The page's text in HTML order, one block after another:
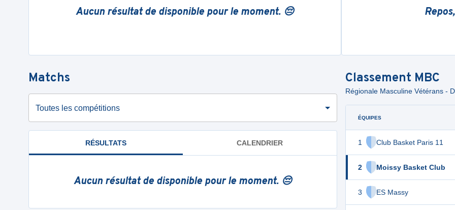
Aucun résultat de disponible pour le moment. 😔
Matchs
Toutes les compétitions
RÉSULTATS CALENDRIER
Aucun résultat de disponible pour le moment. 😔
Classement MBC
Régionale Masculine Vétérans -
ÉQUIPES
1 Club Basket Paris 11
2 Moissy Basket Club
3 ES Massy